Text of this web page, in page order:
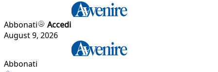
Abbonati
Accedi
August 9, 2026
Abbonati